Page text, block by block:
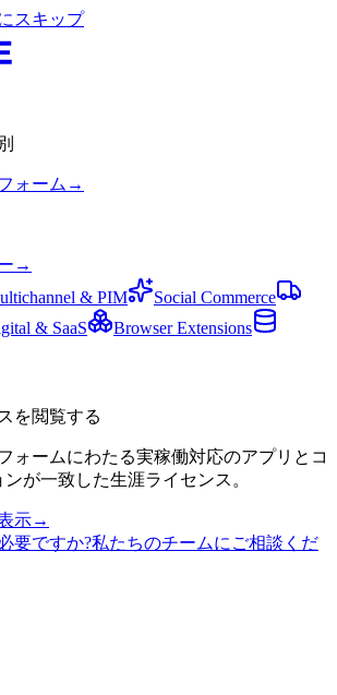
スキップ
ォーム →
→
& PIM
Social Commerce
& SaaS
Browser Extensions
を閲覧する
ォームにわたる実稼働対応のアプリとコ
が一致した生涯ライセンス。
示→
要ですか?私たちのチームにご相談くだ